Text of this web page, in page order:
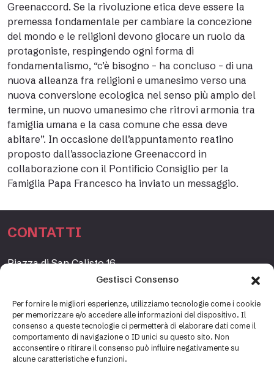
Gestisci Consenso
Per fornire le migliori esperienze, utilizziamo tecnologie come i cookie
per memorizzare e/o accedere alle informazioni del dispositivo. Il
consenso a queste tecnologie ci permetterà di elaborare dati come il
comportamento di navigazione o ID unici su questo sito. Non
acconsentire o ritirare il consenso può influire negativamente su
alcune caratteristiche e funzioni.
Greenaccord. Se la rivoluzione etica deve essere la
premessa fondamentale per cambiare la concezione
del mondo e le religioni devono giocare un ruolo da
protagoniste, respingendo ogni forma di
fondamentalismo, “c’è bisogno – ha concluso – di una
nuova alleanza fra religioni e umanesimo verso una
nuova conversione ecologica nel senso più ampio del
termine, un nuovo umanesimo che ritrovi armonia tra
famiglia umana e la casa comune che essa deve
abitare”. In occasione dell’appuntamento reatino
proposto dall’associazione Greenaccord in
collaborazione con il Pontificio Consiglio per la
Famiglia Papa Francesco ha inviato un messaggio.
CONTATTI
Piazza di San Calisto 16,
www.fondazioneetagrande.org
SEGRETERIA